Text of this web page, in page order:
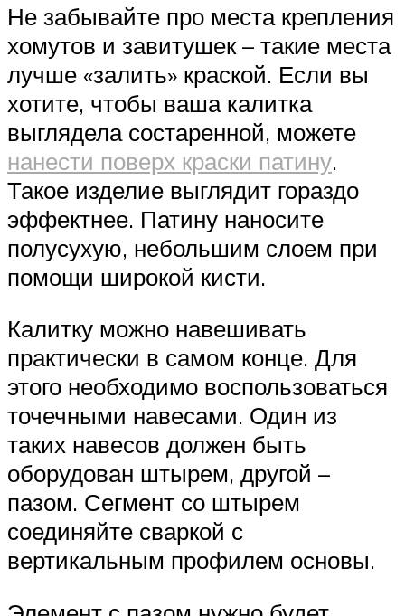
Не забывайте про места крепления
хомутов и завитушек – такие места
лучше «залить» краской. Если вы
хотите, чтобы ваша калитка
выглядела состаренной, можете
нанести поверх краски патину.
Такое изделие выглядит гораздо
эффектнее. Патину наносите
полусухую, небольшим слоем при
помощи широкой кисти.
Калитку можно навешивать
практически в самом конце. Для
этого необходимо воспользоваться
точечными навесами. Один из
таких навесов должен быть
оборудован штырем, другой –
пазом. Сегмент со штырем
соединяйте сваркой с
вертикальным профилем основы.